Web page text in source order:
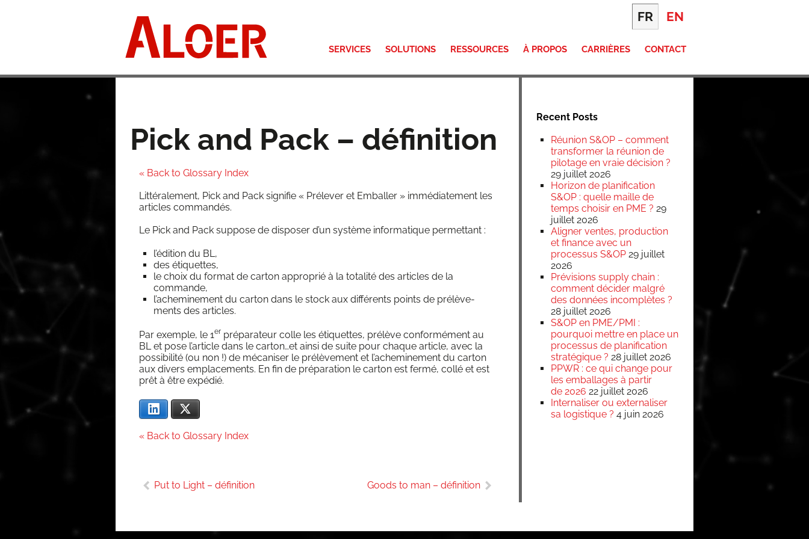
FR EN
SERVICES SOLUTIONS RESSOURCES À PROPOS CARRIÈRES CONTACT
Pick and Pack – définition
« Back to Glossary Index
Lit­té­ra­le­ment, Pick and Pack signi­fie « Pré­le­ver et Embal­ler » immé­dia­te­ment les
articles commandés.
Le Pick and Pack sup­pose de dis­po­ser d’un sys­tème infor­ma­tique permettant :
l’édition du BL,
des éti­quettes,
le choix du for­mat de car­ton appro­prié à la tota­li­té des articles de la
commande,
l’acheminement du car­ton dans le stock aux dif­fé­rents points de pré­lè­ve­
ments des articles.
Par exemple, le 1er pré­pa­ra­teur colle les éti­quettes, pré­lève confor­mé­ment au
BL et pose l’article dans le carton…et ain­si de suite pour chaque article, avec la
pos­si­bi­li­té (ou non !) de méca­ni­ser le pré­lè­ve­ment et l’acheminement du car­ton
aux divers empla­ce­ments. En fin de pré­pa­ra­tion le car­ton est fer­mé, col­lé et est
prêt à être expédié.
Lin­ke­dIn
« Back to Glossary Index
de
Put to Light – définition Goods to man – définition
Recent Posts
Réunion S&OP – comment
transformer la réunion de
pilotage en vraie décision ?
29 juillet 2026
Horizon de planification
S&OP : quelle maille de
temps choisir en PME ? 29
juillet 2026
Aligner ventes, production
et finance avec un
processus S&OP 29 juillet
2026
Prévisions supply chain :
comment décider malgré
des données incomplètes ?
28 juillet 2026
S&OP en PME/PMI :
pourquoi mettre en place un
processus de planification
stratégique ? 28 juillet 2026
PPWR : ce qui change pour
les emballages à partir
de 2026 22 juillet 2026
Internaliser ou externaliser
sa logistique ? 4 juin 2026